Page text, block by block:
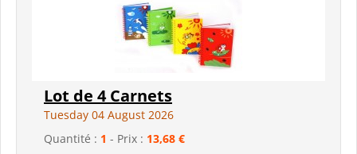
Lot de 4 Carnets
Tuesday 04 August 2026
Quantité : 1 - Prix : 13,68 €